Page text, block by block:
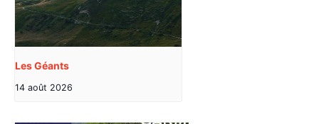
Les Géants
14 août 2026